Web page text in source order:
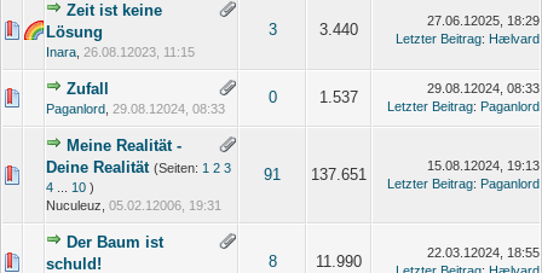
Zeit ist keine
Lösung
Inara 26.08.12023, 11:15
3 3.440
27.06.12025, 18:29
Letzter Beitrag: Hælvard
Zufall
Paganlord 29.08.12024, 08:33
0 1.537
29.08.12024, 08:33
Letzter Beitrag: Paganlord
Meine Realität -
Deine Realität (Seiten: 1 2 3
4
10 )
Nuculeuz, 05.02.12006, 19:31
91 137.651
15.08.12024, 19:13
Letzter Beitrag: Paganlord
Der Baum ist
schuld!
8 11.990
22.03.12024, 18:55